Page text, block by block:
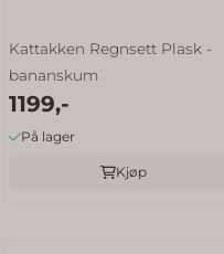
Kattakken Regnsett Plask -
bananskum
1199,-
På lager
Kjøp